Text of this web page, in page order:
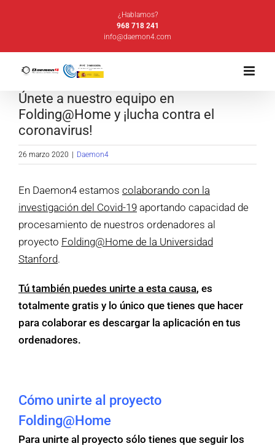
¿Hablamos?
968 718 241
info@daemon4.com
Únete a nuestro equipo en
Folding@Home y ¡lucha contra el
coronavirus!
26 marzo 2020 Daemon4
En Daemon4 estamos colaborando con la
investigación del Covid-19 aportando capacidad de
procesamiento de nuestros ordenadores al
proyecto Folding@Home de la Universidad
Stanford.
Tú también puedes unirte a esta causa, es
totalmente gratis y lo único que tienes que hacer
para colaborar es descargar la aplicación en tus
ordenadores.
Cómo unirte al proyecto
Folding@Home
Para unirte al proyecto sólo tienes que seguir los